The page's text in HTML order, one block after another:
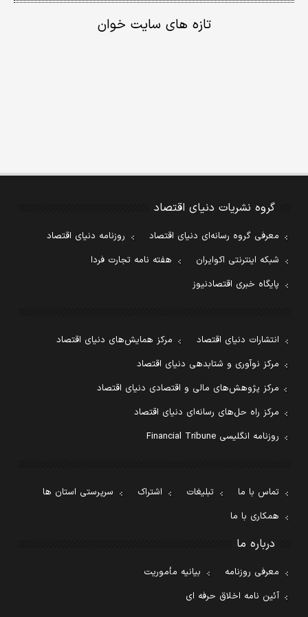
تازه های سایت خوان
گروه نشریات دنیای اقتصاد
معرفی گروه رسانه‌ای دنیای اقتصاد
روزنامه دنیای اقتصاد
شبکه اینترنتی اکوایران
هفته نامه تجارت فردا
پایگاه خبری اقتصادنیوز
انتشارات دنیای اقتصاد
مرکز همایش‌های دنیای اقتصاد
مرکز نوآوری و شتابدهی دنیای اقتصاد
مرکز پژوهش‌های مالی و اقتصادی دنیای اقتصاد
مرکز راه حل‌های رسانه‌ای دنیای اقتصاد
روزنامه انگلیسی Financial Tribune
تماس با ما تبلیغات اشتراک
سرپرستی استان ها
همکاری با ما
درباره ما
معرفی روزنامه
بیانیه مأموریت
آئین نامه اخلاق حرفه ای